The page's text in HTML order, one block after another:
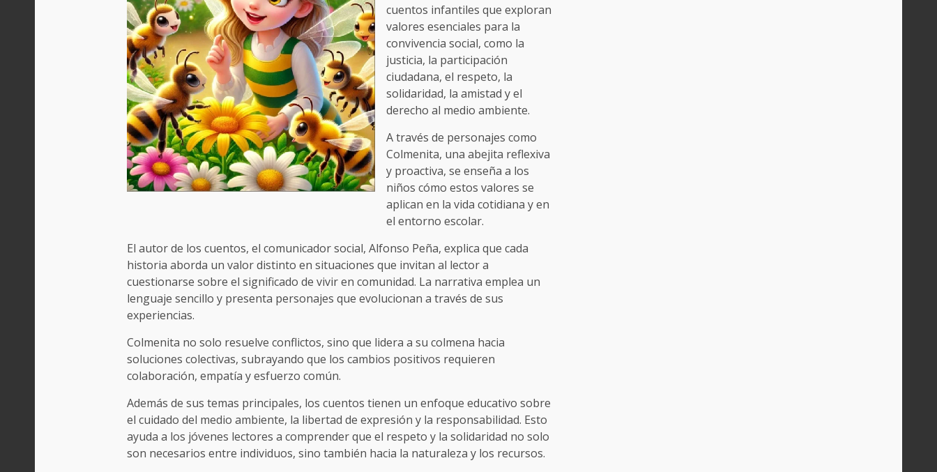
cuentos infantiles que exploran
valores esenciales para la
convivencia social, como la
justicia, la participación
ciudadana, el respeto, la
solidaridad, la amistad y el
derecho al medio ambiente.
A través de personajes como
Colmenita, una abejita reflexiva
y proactiva, se enseña a los
niños cómo estos valores se
aplican en la vida cotidiana y en
el entorno escolar.
El autor de los cuentos, el comunicador social, Alfonso Peña, explica que cada
historia aborda un valor distinto en situaciones que invitan al lector a
cuestionarse sobre el significado de vivir en comunidad. La narrativa emplea un
lenguaje sencillo y presenta personajes que evolucionan a través de sus
experiencias.
Colmenita no solo resuelve conflictos, sino que lidera a su colmena hacia
soluciones colectivas, subrayando que los cambios positivos requieren
colaboración, empatía y esfuerzo común.
Además de sus temas principales, los cuentos tienen un enfoque educativo sobre
el cuidado del medio ambiente, la libertad de expresión y la responsabilidad. Esto
ayuda a los jóvenes lectores a comprender que el respeto y la solidaridad no solo
son necesarios entre individuos, sino también hacia la naturaleza y los recursos.